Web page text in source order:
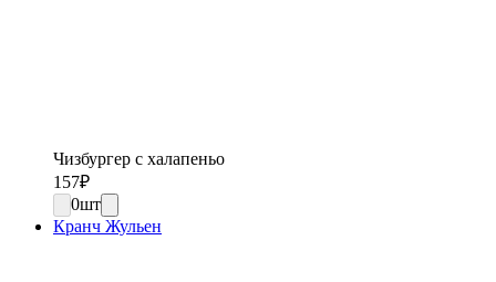
Чизбургер с халапеньо
157₽
0шт
Кранч Жульен